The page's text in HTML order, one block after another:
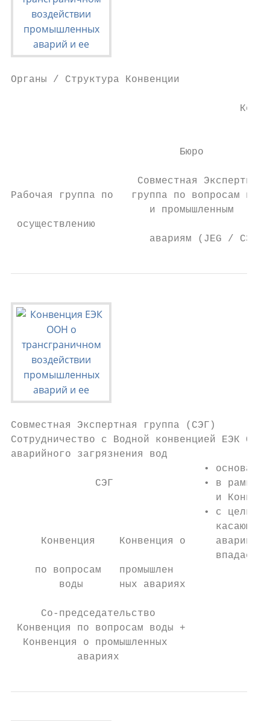
Органы / Структура Конвенции
                            Бюро
                     Совместная Экспертная
Рабочая группа по   группа по
и промышленным
осуществлению
                       авариям (JEG / СЭГ)
Совместная Экспертная группа (СЭГ)
Сотрудничество с Водной конвенцией ЕЭК ООН
аварийного загрязнения вод
• основана
СЭГ               • в рамках
и
• с целью
Конвенция    Конвенция о
впадает
    по вопросам   промышлен
        воды      ных авариях
     Со-председательство
Конвенция по вопросам воды +
  Конвенция о промышленных
           авариях